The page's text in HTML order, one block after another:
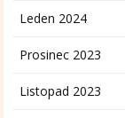
Leden 2024
Prosinec 2023
Listopad 2023